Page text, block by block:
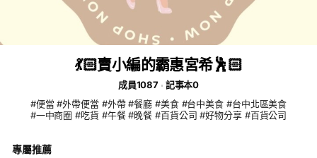
💃🏻賣小編的霸惠宮希🕺🏻
成員1087
記事本0
#便當 #外帶便當 #外帶 #餐廳 #美食 #台中美食 #台中北區美食
#一中商圈 #吃貨 #午餐 #晚餐 #百貨公司 #好物分享 #百貨公司
專屬推薦